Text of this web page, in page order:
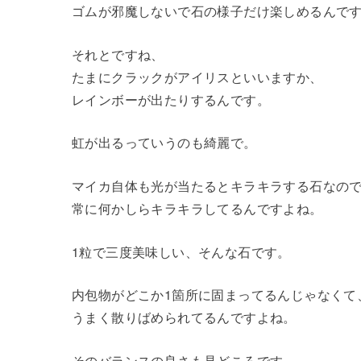
ゴムが邪魔しないで石の様子だけ楽しめるんです
それとですね、
たまにクラックがアイリスといいますか、
レインボーが出たりするんです。
虹が出るっていうのも綺麗で。
マイカ自体も光が当たるとキラキラする石なので
常に何かしらキラキラしてるんですよね。
1粒で三度美味しい、そんな石です。
内包物がどこか1箇所に固まってるんじゃなくて、
うまく散りばめられてるんですよね。